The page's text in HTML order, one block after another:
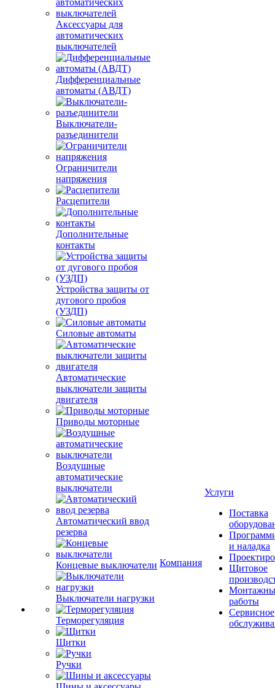
Аксессуары для
автоматических
выключателей
Дифференциальные
автоматы (АВДТ)
Выключатели-
разъединители
Ограничители
напряжения
Расцепители
Дополнительные
контакты
Устройства защиты от
дугового пробоя
(УЗДП)
Силовые автоматы
Автоматические
выключатели защиты
двигателя
Приводы моторные
Воздушные
автоматические
выключатели
Автоматический ввод
резерва
Концевые выключатели
Выключатели нагрузки
Терморегуляция
Щитки
Ручки
Компания
Услуги
Поставка
и наладка
Щитовое
работы
Сервисное